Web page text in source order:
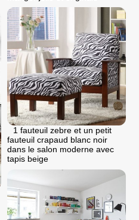
1 fauteuil zebre et un petit
fauteuil crapaud blanc noir
dans le salon moderne avec
tapis beige